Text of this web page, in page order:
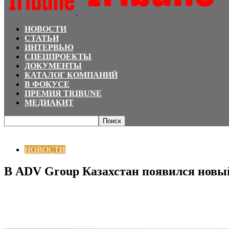
НОВОСТИ
СТАТЬИ
ИНТЕРВЬЮ
СПЕЦПРОЕКТЫ
ДОКУМЕНТЫ
КАТАЛОГ КОМПАНИЙ
В ФОКУСЕ
ПРЕМИЯ TRIBUNE
МЕДИАКИТ
НОВОСТИ
В ADV Group Казахстан появился